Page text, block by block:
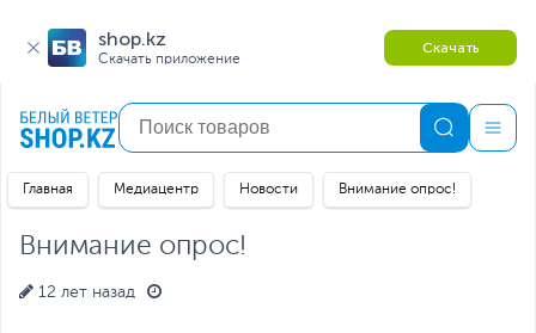
shop.kz
Скачать приложение
Скачать
Главная Медиацентр Новости Внимание опрос!
Внимание опрос!
12 лет назад